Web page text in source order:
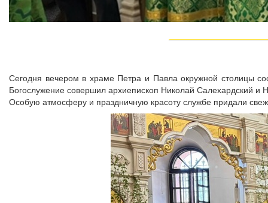
Сегодня вечером в храме Петра и Павла окружной столицы
Богослужение совершил архиепископ Николай Салехардский и
Особую атмосферу и праздничную красоту службе придали